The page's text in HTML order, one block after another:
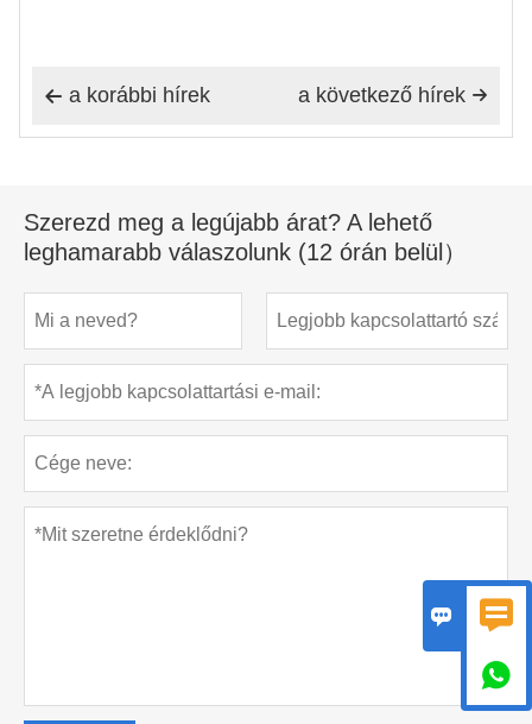
 a korábbi hírek 
a következő hírek
Szerezd meg a legújabb árat? A lehető
leghamarabb válaszolunk (12 órán belül）
 
